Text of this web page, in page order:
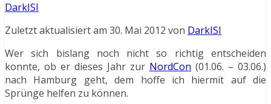
DarkISI
Zuletzt aktualisiert am 30. Mai 2012 von DarkISI
Wer sich bislang noch nicht so richtig entscheiden
konnte, ob er dieses Jahr zur NordCon (01.06. – 03.06.)
nach Hamburg geht, dem hoffe ich hiermit auf die
Sprünge helfen zu können.